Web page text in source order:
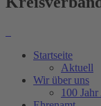
Startseite
Aktuell
Wir über uns
100